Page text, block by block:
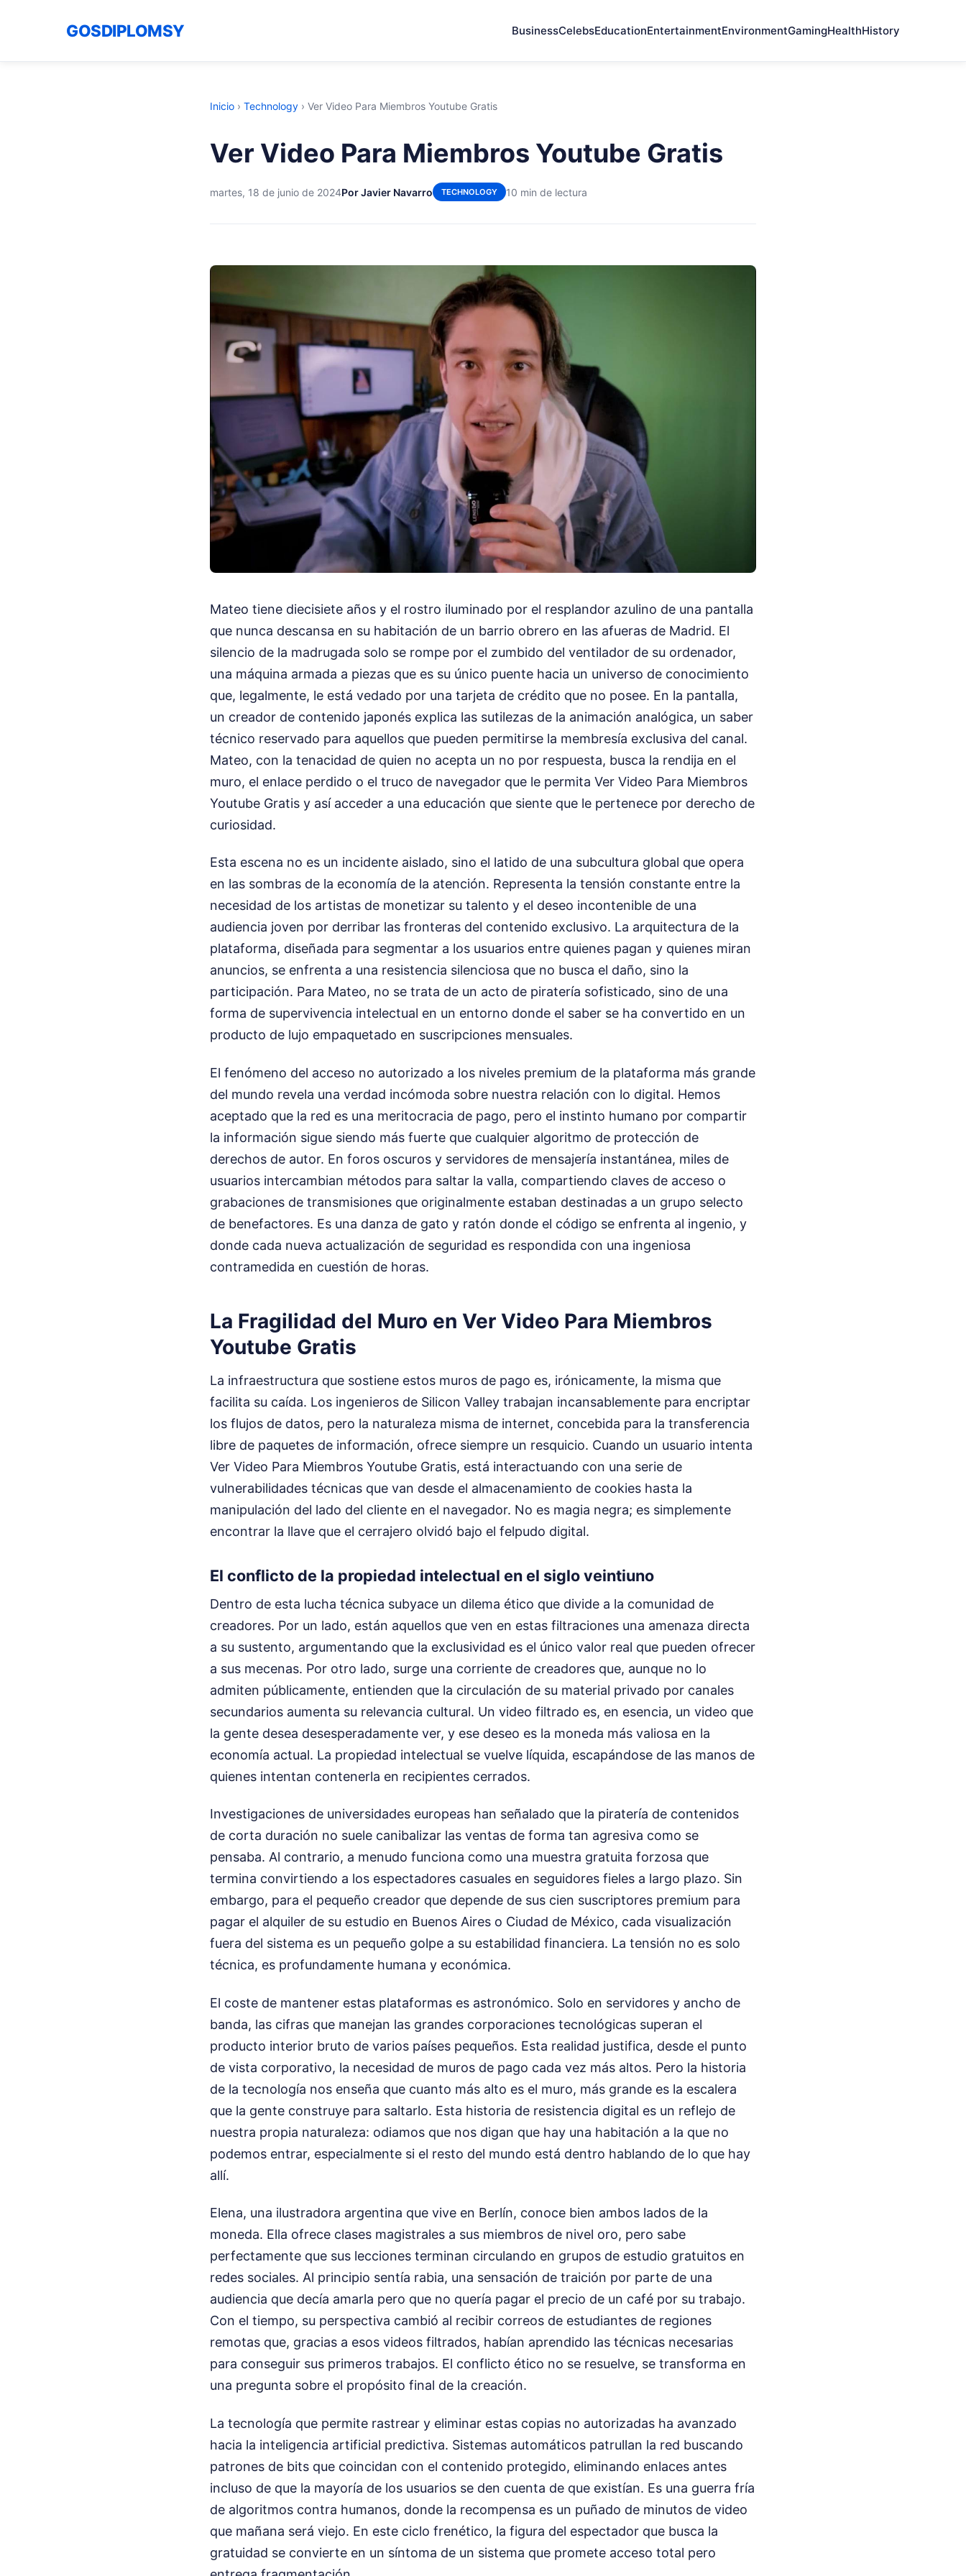
GOSDIPLOMSY BusinessCelebsEducationEntertainmentEnvironmentGamingHealthHistory
Inicio › Technology › Ver Video Para Miembros Youtube Gratis
Ver Video Para Miembros Youtube Gratis
martes, 18 de junio de 2024Por Javier Navarro TECHNOLOGY 10 min de lectura
Mateo tiene diecisiete años y el rostro iluminado por el resplandor azulino de una pantalla
que nunca descansa en su habitación de un barrio obrero en las afueras de Madrid. El
silencio de la madrugada solo se rompe por el zumbido del ventilador de su ordenador,
una máquina armada a piezas que es su único puente hacia un universo de conocimiento
que, legalmente, le está vedado por una tarjeta de crédito que no posee. En la pantalla,
un creador de contenido japonés explica las sutilezas de la animación analógica, un saber
técnico reservado para aquellos que pueden permitirse la membresía exclusiva del canal.
Mateo, con la tenacidad de quien no acepta un no por respuesta, busca la rendija en el
muro, el enlace perdido o el truco de navegador que le permita Ver Video Para Miembros
Youtube Gratis y así acceder a una educación que siente que le pertenece por derecho de
curiosidad.
Esta escena no es un incidente aislado, sino el latido de una subcultura global que opera
en las sombras de la economía de la atención. Representa la tensión constante entre la
necesidad de los artistas de monetizar su talento y el deseo incontenible de una
audiencia joven por derribar las fronteras del contenido exclusivo. La arquitectura de la
plataforma, diseñada para segmentar a los usuarios entre quienes pagan y quienes miran
anuncios, se enfrenta a una resistencia silenciosa que no busca el daño, sino la
participación. Para Mateo, no se trata de un acto de piratería sofisticado, sino de una
forma de supervivencia intelectual en un entorno donde el saber se ha convertido en un
producto de lujo empaquetado en suscripciones mensuales.
El fenómeno del acceso no autorizado a los niveles premium de la plataforma más grande
del mundo revela una verdad incómoda sobre nuestra relación con lo digital. Hemos
aceptado que la red es una meritocracia de pago, pero el instinto humano por compartir
la información sigue siendo más fuerte que cualquier algoritmo de protección de
derechos de autor. En foros oscuros y servidores de mensajería instantánea, miles de
usuarios intercambian métodos para saltar la valla, compartiendo claves de acceso o
grabaciones de transmisiones que originalmente estaban destinadas a un grupo selecto
de benefactores. Es una danza de gato y ratón donde el código se enfrenta al ingenio, y
donde cada nueva actualización de seguridad es respondida con una ingeniosa
contramedida en cuestión de horas.
La Fragilidad del Muro en Ver Video Para Miembros
Youtube Gratis
La infraestructura que sostiene estos muros de pago es, irónicamente, la misma que
facilita su caída. Los ingenieros de Silicon Valley trabajan incansablemente para encriptar
los flujos de datos, pero la naturaleza misma de internet, concebida para la transferencia
libre de paquetes de información, ofrece siempre un resquicio. Cuando un usuario intenta
Ver Video Para Miembros Youtube Gratis, está interactuando con una serie de
vulnerabilidades técnicas que van desde el almacenamiento de cookies hasta la
manipulación del lado del cliente en el navegador. No es magia negra; es simplemente
encontrar la llave que el cerrajero olvidó bajo el felpudo digital.
El conflicto de la propiedad intelectual en el siglo veintiuno
Dentro de esta lucha técnica subyace un dilema ético que divide a la comunidad de
creadores. Por un lado, están aquellos que ven en estas filtraciones una amenaza directa
a su sustento, argumentando que la exclusividad es el único valor real que pueden ofrecer
a sus mecenas. Por otro lado, surge una corriente de creadores que, aunque no lo
admiten públicamente, entienden que la circulación de su material privado por canales
secundarios aumenta su relevancia cultural. Un video filtrado es, en esencia, un video que
la gente desea desesperadamente ver, y ese deseo es la moneda más valiosa en la
economía actual. La propiedad intelectual se vuelve líquida, escapándose de las manos de
quienes intentan contenerla en recipientes cerrados.
Investigaciones de universidades europeas han señalado que la piratería de contenidos
de corta duración no suele canibalizar las ventas de forma tan agresiva como se
pensaba. Al contrario, a menudo funciona como una muestra gratuita forzosa que
termina convirtiendo a los espectadores casuales en seguidores fieles a largo plazo. Sin
embargo, para el pequeño creador que depende de sus cien suscriptores premium para
pagar el alquiler de su estudio en Buenos Aires o Ciudad de México, cada visualización
fuera del sistema es un pequeño golpe a su estabilidad financiera. La tensión no es solo
técnica, es profundamente humana y económica.
El coste de mantener estas plataformas es astronómico. Solo en servidores y ancho de
banda, las cifras que manejan las grandes corporaciones tecnológicas superan el
producto interior bruto de varios países pequeños. Esta realidad justifica, desde el punto
de vista corporativo, la necesidad de muros de pago cada vez más altos. Pero la historia
de la tecnología nos enseña que cuanto más alto es el muro, más grande es la escalera
que la gente construye para saltarlo. Esta historia de resistencia digital es un reflejo de
nuestra propia naturaleza: odiamos que nos digan que hay una habitación a la que no
podemos entrar, especialmente si el resto del mundo está dentro hablando de lo que hay
allí.
Elena, una ilustradora argentina que vive en Berlín, conoce bien ambos lados de la
moneda. Ella ofrece clases magistrales a sus miembros de nivel oro, pero sabe
perfectamente que sus lecciones terminan circulando en grupos de estudio gratuitos en
redes sociales. Al principio sentía rabia, una sensación de traición por parte de una
audiencia que decía amarla pero que no quería pagar el precio de un café por su trabajo.
Con el tiempo, su perspectiva cambió al recibir correos de estudiantes de regiones
remotas que, gracias a esos videos filtrados, habían aprendido las técnicas necesarias
para conseguir sus primeros trabajos. El conflicto ético no se resuelve, se transforma en
una pregunta sobre el propósito final de la creación.
La tecnología que permite rastrear y eliminar estas copias no autorizadas ha avanzado
hacia la inteligencia artificial predictiva. Sistemas automáticos patrullan la red buscando
patrones de bits que coincidan con el contenido protegido, eliminando enlaces antes
incluso de que la mayoría de los usuarios se den cuenta de que existían. Es una guerra fría
de algoritmos contra humanos, donde la recompensa es un puñado de minutos de video
que mañana será viejo. En este ciclo frenético, la figura del espectador que busca la
gratuidad se convierte en un síntoma de un sistema que promete acceso total pero